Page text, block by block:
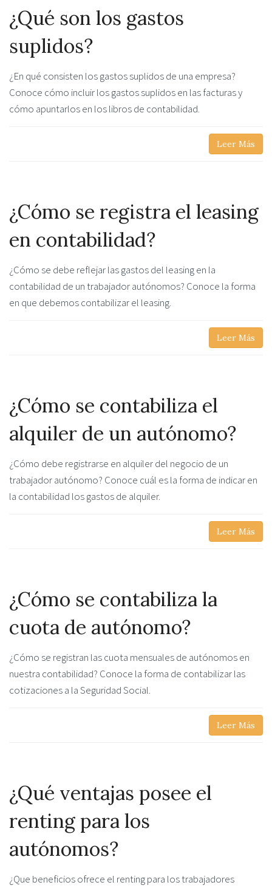
¿Qué son los gastos
suplidos?
¿En qué consisten los gastos suplidos de una empresa?
Conoce cómo incluir los gastos suplidos en las facturas y
cómo apuntarlos en los libros de contabilidad.
Leer Más
¿Cómo se registra el leasing
en contabilidad?
¿Cómo se debe reflejar las gastos del leasing en la
contabilidad de un trabajador autónomos? Conoce la forma
en que debemos contabilizar el leasing.
Leer Más
¿Cómo se contabiliza el
alquiler de un autónomo?
¿Cómo debe registrarse en alquiler del negocio de un
trabajador autónomo? Conoce cuál es la forma de indicar en
la contabilidad los gastos de alquiler.
Leer Más
¿Cómo se contabiliza la
cuota de autónomo?
¿Cómo se registran las cuota mensuales de autónomos en
nuestra contabilidad? Conoce la forma de contabilizar las
cotizaciones a la Seguridad Social.
Leer Más
¿Qué ventajas posee el
renting para los
autónomos?
¿Que beneficios ofrece el renting para los trabajadores